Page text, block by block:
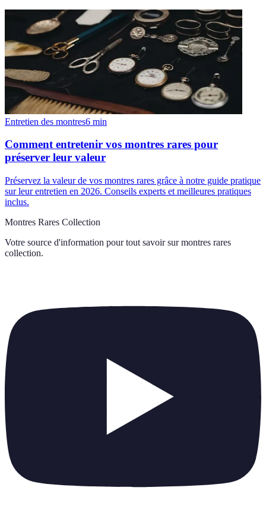
Entretien des montres6 min
Comment entretenir vos montres rares pour
préserver leur valeur
Préservez la valeur de vos montres rares grâce à notre guide pratique
sur leur entretien en 2026. Conseils experts et meilleures pratiques
inclus.
Montres Rares Collection
Votre source d'information pour tout savoir sur montres rares
collection.